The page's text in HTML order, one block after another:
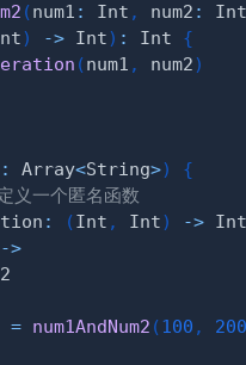
(num1 : Int , num2 : Int
) -> Int) : Int {
(num1 , num2)
: Array<String>)
{
义一个匿名函数
: (Int , Int) ->
->
= num1AndNum2 (100 , 200